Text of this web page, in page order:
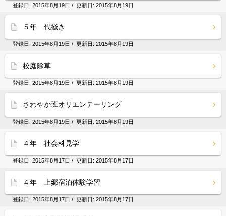
登録日: 2015年8月19日 / 更新日: 2015年8月19日
５年 代掻き
登録日: 2015年8月19日 / 更新日: 2015年8月19日
校庭除草
登録日: 2015年8月19日 / 更新日: 2015年8月19日
さわやか班オリエンテーリング
登録日: 2015年8月19日 / 更新日: 2015年8月19日
４年 社会科見学
登録日: 2015年8月17日 / 更新日: 2015年8月17日
４年 上郷宿泊体験学習
登録日: 2015年8月17日 / 更新日: 2015年8月17日